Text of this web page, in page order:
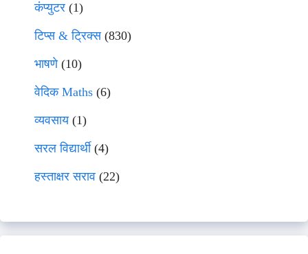
कंप्युटर (1)
टिप्स & ट्रिक्स(830)
भाषणे(10)
वेदिक Maths (6)
व्यवसाय(1)
सरल विद्यार्थी(4)
हस्ताक्षर सराव (22)